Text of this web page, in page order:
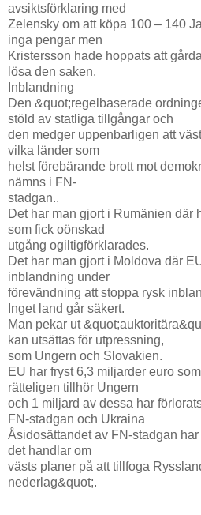
avsiktsförklaring med
Zelensky om att köpa 100 – 140
inga pengar men
Kristersson hade hoppats att
lösa den saken.
Inblandning
Den &quot;regelbaserade
stöld av statliga tillgångar och
den medger uppenbarligen att
vilka länder som
helst förebärande brott mot
nämns i FN-
stadgan..
Det har man gjort i Rumänien där
som fick oönskad
utgång ogiltigförklarades.
Det har man gjort i Moldova där
inblandning under
förevändning att stoppa rysk
Inget land går säkert.
Man pekar ut
kan utsättas för utpressning,
som Ungern och Slovakien.
EU har fryst 6,3 miljarder euro
rätteligen tillhör Ungern
och 1 miljard av dessa har
FN-stadgan och Ukraina
Åsidosättandet av FN-stadgan
det handlar om
västs planer på att tillfoga
nederlag&quot;.